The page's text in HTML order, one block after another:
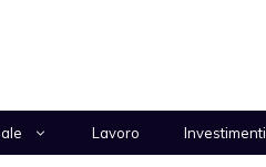
Lavoro Investimenti